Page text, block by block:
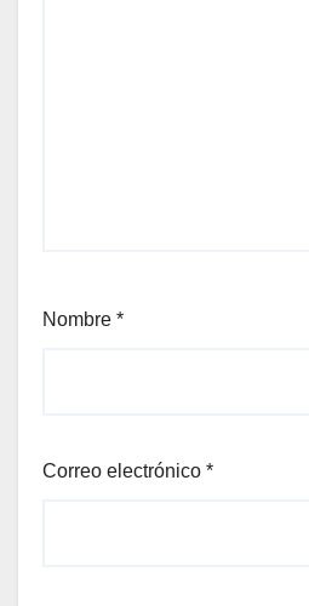
Nombre *
Correo electrónico *